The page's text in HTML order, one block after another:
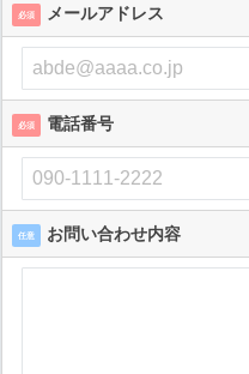
必須 メールアドレス
必須 電話番号
任意 お問い合わせ内容